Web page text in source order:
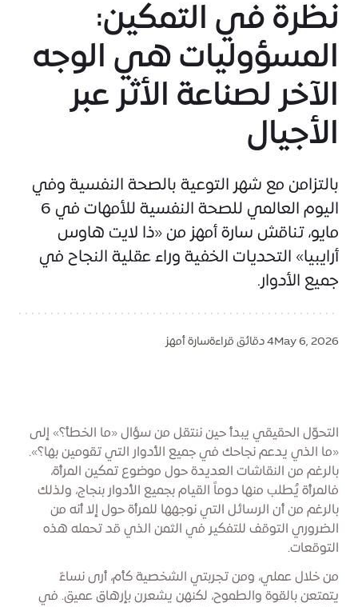
نظرة في التمكين:
المسؤوليات هي الوجه
الآخر لصناعة الأثر عبر
الأجيال
بالتزامن مع شهر التوعية بالصحة النفسية وفي
اليوم العالمي للصحة النفسية للأمهات في 6
مايو، تناقش سارة أمهز من «ذا لايت هاوس
أرايبيا» التحديات الخفية وراء عقلية النجاح في
جميع الأدوار.
May 6, 20264 دقائق قراءة سارة أمهز
التحوّل الحقيقي يبدأ حين ننتقل من سؤال «ما الخطأ؟» إلى
«ما الذي يدعم نجاحك في جميع الأدوار التي تقومين بها؟».
بالرغم من النقاشات العديدة حول موضوع تمكين المرأة،
فالمرأة يُطلب منها دوماً القيام بجميع الأدوار بنجاج، ولذلك
بالرغم من أن الرسائل التي نوجهها للمرأة حول إلا أنه من
الضروري التوقف للتفكير في الثمن الذي قد تحمله هذه
التوقعات.
من خلال عملي، ومن تجربتي الشخصية كأم، أرى نساءً
يتمتعن بالقوة والطموح، لكنهن يشعرن بإرهاق عميق. في